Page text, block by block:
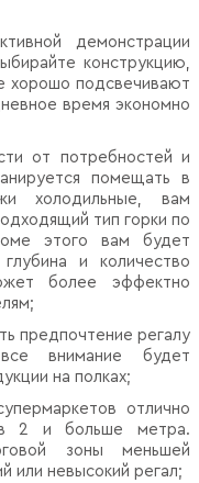
демонстрации
конструкцию,
хорошо подсвечивают
время экономно
от потребностей и
помещать в
холодильные, вам
тип горки по
этого вам будет
и количество
более эффектно
предпочтение регалу
внимание будет
на полках;
отлично
2 и больше метра.
зоны меньшей
или невысокий регал;